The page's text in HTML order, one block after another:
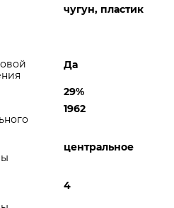
чугун, пластик
Да
29%
1962
центральное
4